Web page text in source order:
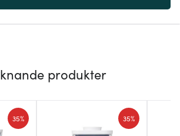
produkter
35% 35%